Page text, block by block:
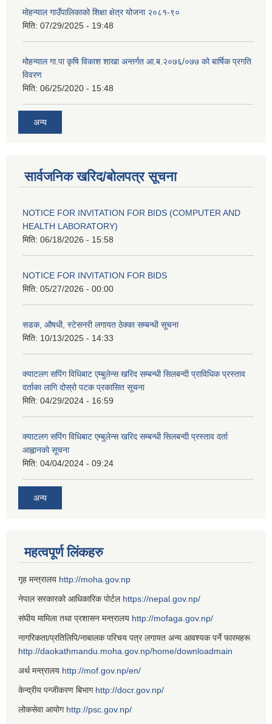
मोहन्याल गाउँपालिकाको शिक्षा क्षेत्र योजना २०८१-९०
मिति: 07/29/2025 - 19:48
मोहन्याल गा.पा कृषि विकाश शाखा अन्तर्गत आ.ब.२०७६/०७७ को बार्षिक प्रगति
विवरण
मिति: 06/25/2020 - 15:48
अन्य
सार्वजनिक खरिद/बोलपत्र सूचना
NOTICE FOR INVITATION FOR BIDS (COMPUTER AND
HEALTH LABORATORY)
मिति: 06/18/2026 - 15:58
NOTICE FOR INVITATION FOR BIDS
मिति: 05/27/2026 - 00:00
सडक, औषधी, स्टेसनरी लगायत ठेक्का सम्बन्धी सूचना
मिति: 10/13/2025 - 14:33
क्याटलग सपिंग विधिबाट एम्बुलेन्स खरिद सम्बन्धी सिलबन्दी प्राविधिक प्रस्ताव
दर्ताका लागि दोस्रो पटक प्रकासित सूचना
मिति: 04/29/2024 - 16:59
क्याटलग सपिंग विधिबाट एम्बुलेन्स खरिद सम्बन्धी सिलबन्दी प्रस्ताव दर्ता
आह्वानको सूचना
मिति: 04/04/2024 - 09:24
अन्य
महत्वपूर्ण लिंकहरु
गृह मन्त्रालय http://moha.gov.np
नेपाल सरकारको आधिकारिक पोर्टल https://nepal.gov.np/
संघीय मामिला तथा प्रशासन मन्त्रालय http://mofaga.gov.np/
नागरिकता/प्रतिलिपि/नाबालक परिचय पत्र लगायत अन्य आवश्यक पर्ने फारमहरू
http://daokathmandu.moha.gov.np/home/downloadmain
अर्थ मन्त्रालय http://mof.gov.np/en/
केन्द्रीय पन्जीकरण बिभाग http://docr.gov.np/
लोकसेवा आयोग http://psc.gov.np/